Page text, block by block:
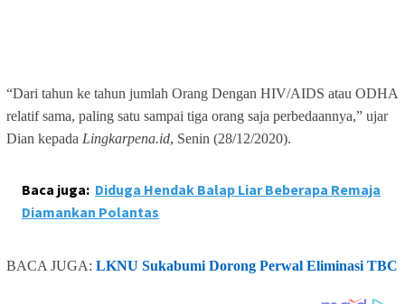
“Dari tahun ke tahun jumlah Orang Dengan HIV/AIDS atau ODHA
relatif sama, paling satu sampai tiga orang saja perbedaannya,” ujar
Dian kepada Lingkarpena.id, Senin (28/12/2020).
Baca juga: Diduga Hendak Balap Liar Beberapa Remaja
Diamankan Polantas
BACA JUGA: LKNU Sukabumi Dorong Perwal Eliminasi TBC